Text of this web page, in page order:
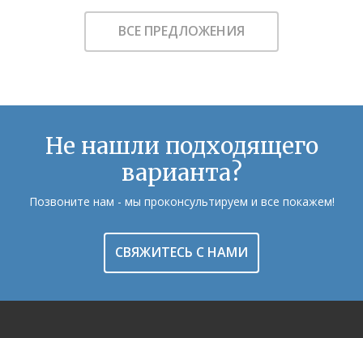
В ИЗБРАННОЕ
ВСЕ ПРЕДЛОЖЕНИЯ
Не нашли подходящего
варианта?
Позвоните нам - мы проконсультируем и все покажем!
СВЯЖИТЕСЬ С НАМИ